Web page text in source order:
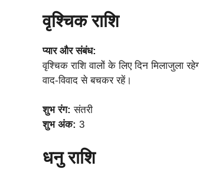
वृश्चिक राशि
प्यार और संबंध:
वृश्चिक राशि वालों के लिए दिन मिलाजुला
वाद-विवाद से बचकर रहें।
शुभ रंग: संतरी
शुभ अंक: 3
धनु राशि